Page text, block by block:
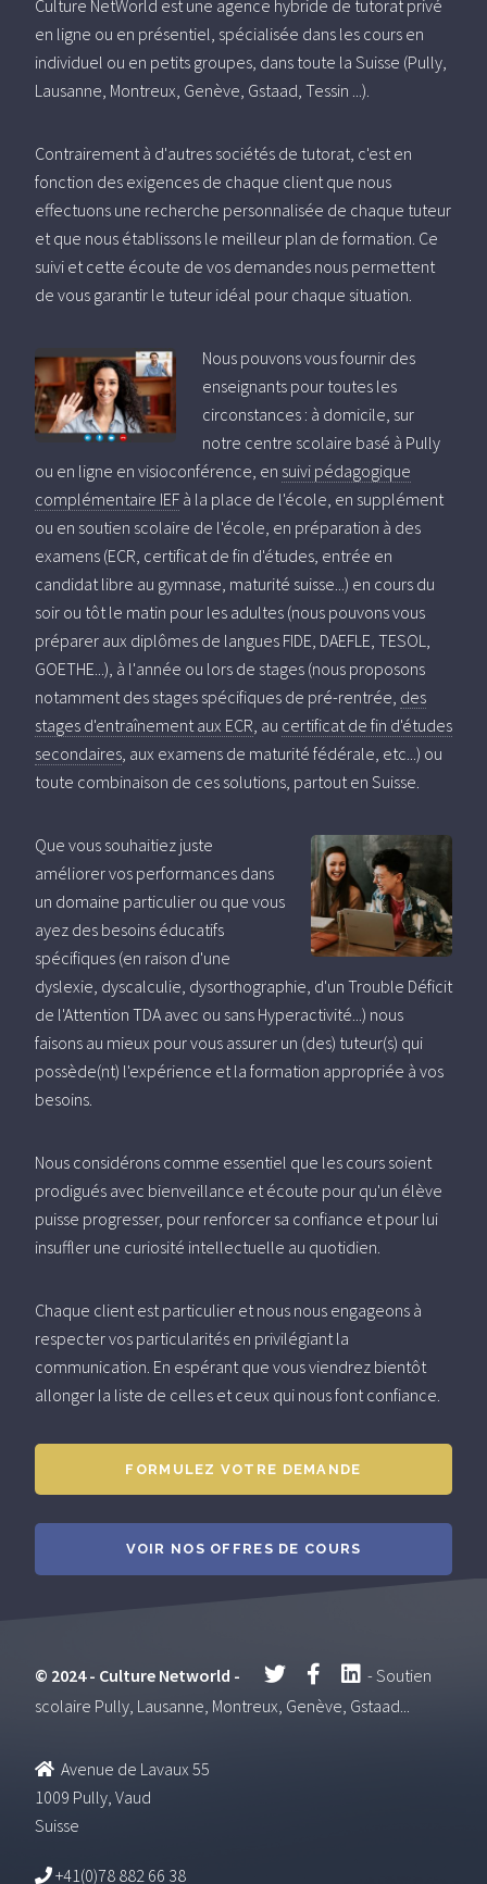
Culture NetWorld est une agence hybride de tutorat privé
en ligne ou en présentiel, spécialisée dans les cours en
individuel ou en petits groupes, dans toute la Suisse (Pully,
Lausanne, Montreux, Genève, Gstaad, Tessin ...).
Contrairement à d'autres sociétés de tutorat, c'est en
fonction des exigences de chaque client que nous
effectuons une recherche personnalisée de chaque tuteur
et que nous établissons le meilleur plan de formation. Ce
suivi et cette écoute de vos demandes nous permettent
de vous garantir le tuteur idéal pour chaque situation.
Nous pouvons vous fournir des
enseignants pour toutes les
circonstances : à domicile, sur
notre centre scolaire basé à Pully
ou en ligne en visioconférence, en suivi pédagogique
complémentaire IEF à la place de l'école, en supplément
ou en soutien scolaire de l'école, en préparation à des
examens (ECR, certificat de fin d'études, entrée en
candidat libre au gymnase, maturité suisse...) en cours du
soir ou tôt le matin pour les adultes (nous pouvons vous
préparer aux diplômes de langues FIDE, DAEFLE, TESOL,
GOETHE...), à l'année ou lors de stages (nous proposons
notamment des stages spécifiques de pré-rentrée, des
stages d'entraînement aux ECR , au certificat de fin d'études
secondaires , aux examens de maturité fédérale, etc...) ou
toute combinaison de ces solutions, partout en Suisse.
Que vous souhaitiez juste
améliorer vos performances dans
un domaine particulier ou que vous
ayez des besoins éducatifs
spécifiques (en raison d'une
dyslexie, dyscalculie, dysorthographie, d'un Trouble Déficit
de l'Attention TDA avec ou sans Hyperactivité...) nous
faisons au mieux pour vous assurer un (des) tuteur(s) qui
possède(nt) l'expérience et la formation appropriée à vos
besoins.
Nous considérons comme essentiel que les cours soient
prodigués avec bienveillance et écoute pour qu'un élève
puisse progresser, pour renforcer sa confiance et pour lui
insuffler une curiosité intellectuelle au quotidien.
Chaque client est particulier et nous nous engageons à
respecter vos particularités en privilégiant la
communication. En espérant que vous viendrez bientôt
allonger la liste de celles et ceux qui nous font confiance.
FORMULEZ VOTRE DEMANDE
VOIR NOS OFFRES DE COURS
© 2024 - Culture Networld -
- Soutien
scolaire Pully, Lausanne, Montreux, Genève, Gstaad...
Avenue de Lavaux 55
1009 Pully, Vaud
Suisse
+41(0)78 882 66 38